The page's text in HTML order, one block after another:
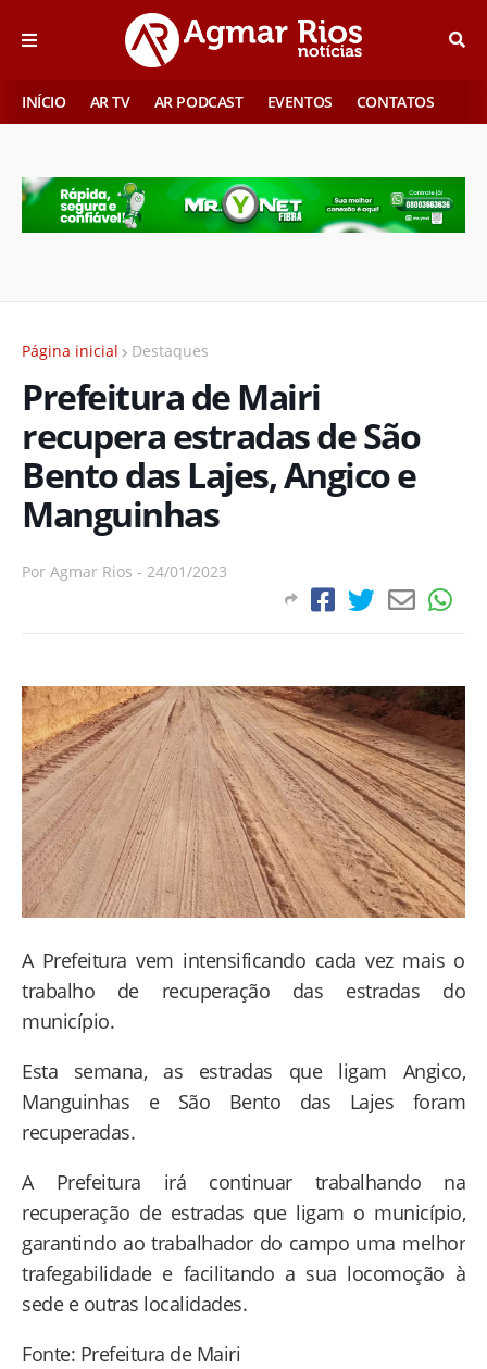
INÍCIO AR TV AR PODCAST EVENTOS CONTATOS
Página inicial Destaques
Prefeitura de Mairi
recupera estradas de São
Bento das Lajes, Angico e
Manguinhas
Por Agmar Rios - 24/01/2023
A Prefeitura vem intensificando cada vez mais o
trabalho de recuperação das estradas do
município.
Esta semana, as estradas que ligam Angico,
Manguinhas e São Bento das Lajes foram
recuperadas.
A Prefeitura irá continuar trabalhando na
recuperação de estradas que ligam o município,
garantindo ao trabalhador do campo uma melhor
trafegabilidade e facilitando a sua locomoção à
sede e outras localidades.
Fonte: Prefeitura de Mairi